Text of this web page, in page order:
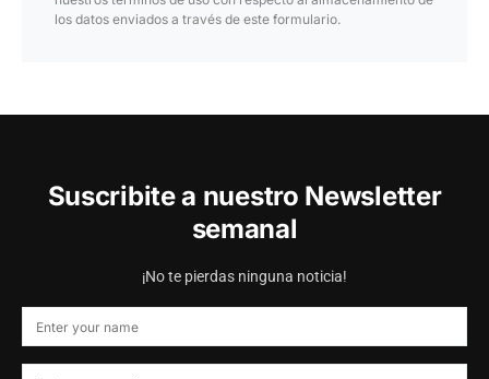
los datos enviados a través de este formulario.
Suscribite a nuestro Newsletter
semanal
¡No te pierdas ninguna noticia!